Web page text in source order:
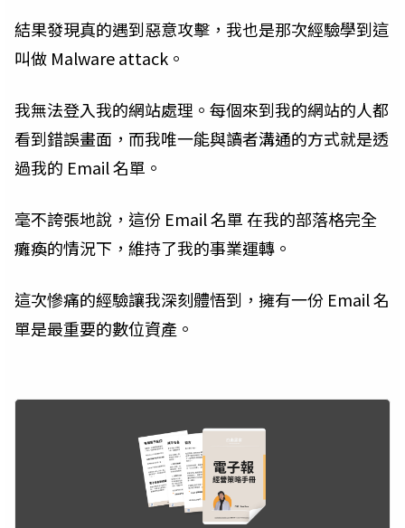
結果發現真的遇到惡意攻擊，我也是那次經驗學到這
叫做 Malware attack。
我無法登入我的網站處理。每個來到我的網站的人都
看到錯誤畫面，而我唯一能與讀者溝通的方式就是透
過我的 Email 名單。
毫不誇張地說，這份 Email 名單 在我的部落格完全
癱瘓的情況下，維持了我的事業運轉。
這次慘痛的經驗讓我深刻體悟到，擁有一份 Email 名
單是最重要的數位資產。